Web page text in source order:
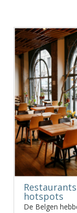
hotspots
De Belgen